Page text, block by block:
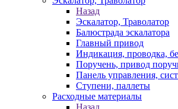
Назад
Эскалатор, Траволатор
Балюстрада эскалатора
Главный привод
Индикация, проводка,
Поручень, привод
Панель управления,
Ступени, паллеты
Расходные материалы
Назад